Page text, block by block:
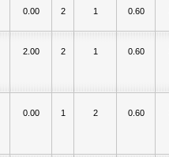
0.00 2 1 0.60
2.00 2 1 0.60
0.00 1 2 0.60